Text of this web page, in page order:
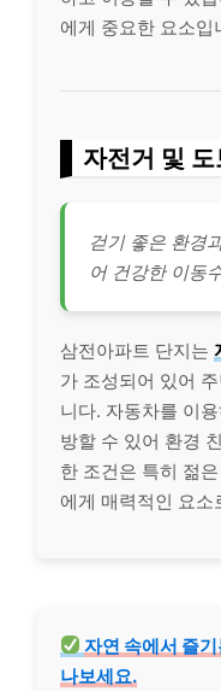
에게 중요한 요소입
자전거 및
걷기 좋은 환경
어 건강한 이동
삼전아파트 단지는
가 조성되어 있어
니다. 자동차를 이
방할 수 있어 환경
한 조건은 특히 젊
에게 매력적인 요소
자연 속에서 즐
나보세요.